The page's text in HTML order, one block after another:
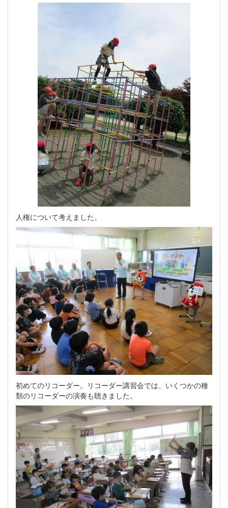
人権について考えました。
初めてのリコーダー。リコーダー講習会では、いくつかの種
類のリコーダーの演奏も聴きました。